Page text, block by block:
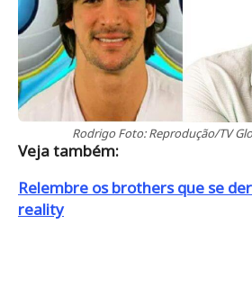
Rodrigo Foto: Reprodução/TV
Veja também:
Relembre os brothers que se
reality